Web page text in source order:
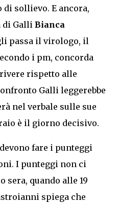
sollievo. E ancora,
di GalliBianca
passa il virologo, il
i pm, concorda
rispetto alle
Galli leggerebbe
nel verbale sulle sue
è il giorno decisivo.
fare i punteggi
I punteggi non ci
sera, quando alle 19
spiega che